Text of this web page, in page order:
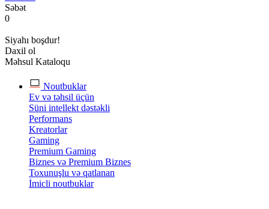
Səbət
0
Siyahı boşdur!
Daxil ol
Məhsul Kataloqu
Noutbuklar
Ev və təhsil üçün
Süni intellekt dəstəkli
Performans
Kreatorlar
Gaming
Premium Gaming
Biznes və Premium Biznes
Toxunuşlu və qatlanan
İmicli noutbuklar